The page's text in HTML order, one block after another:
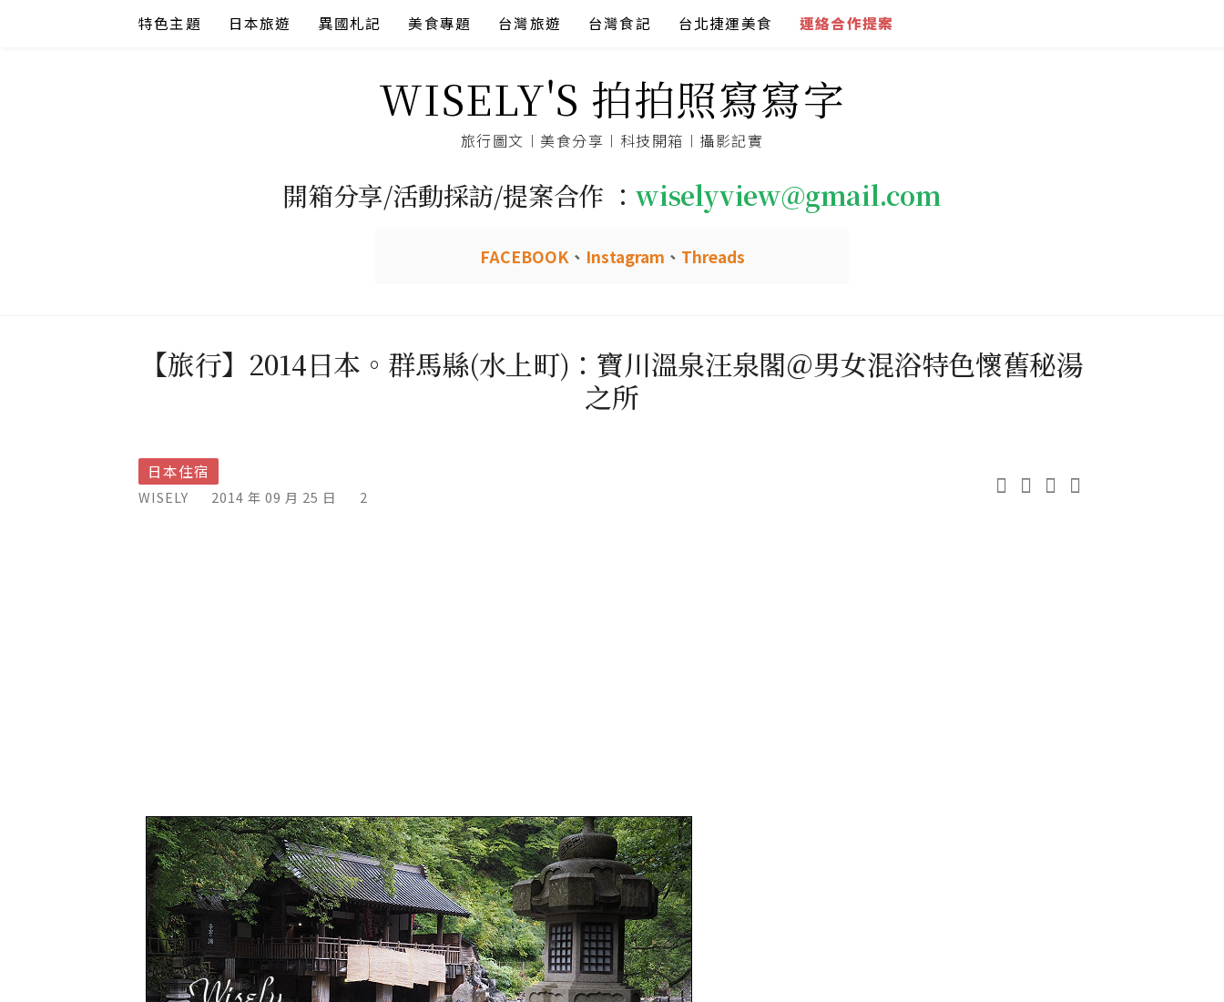
特色主題 日本旅遊 異國札記 美食專題 台灣旅遊 台灣食記 台北捷運美食 連絡合作提案
WISELY'S 拍拍照寫寫字
旅行圖文︱美食分享︱科技開箱︱攝影記實
開箱分享/活動採訪/提案合作 ： wiselyview@gmail.com
FACEBOOK、 Instagram 、 Threads
【旅行】2014日本。群馬縣(水上町)：寶川溫泉汪泉閣＠男女混浴特色懷舊秘湯
之所
日本住宿
WISELY 2014 年 09 月 25 日 2